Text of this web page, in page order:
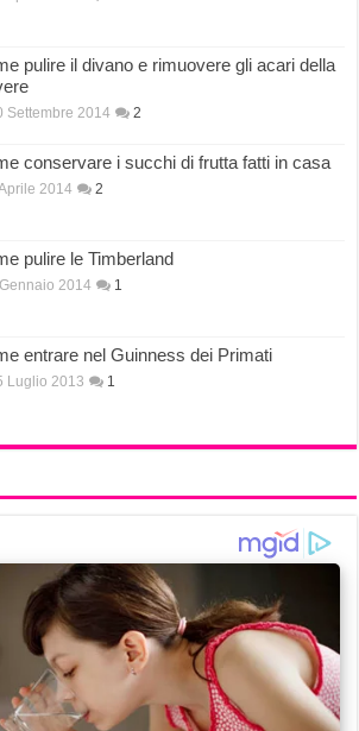
pulire il divano e rimuovere gli acari della
Settembre 2014 2
conservare i succhi di frutta fatti in casa
2014 2
pulire le Timberland
2014 1
entrare nel Guinness dei Primati
Luglio 2013 1